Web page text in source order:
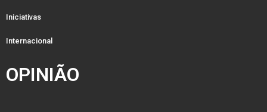
Iniciativas
Internacional
OPINIÃO